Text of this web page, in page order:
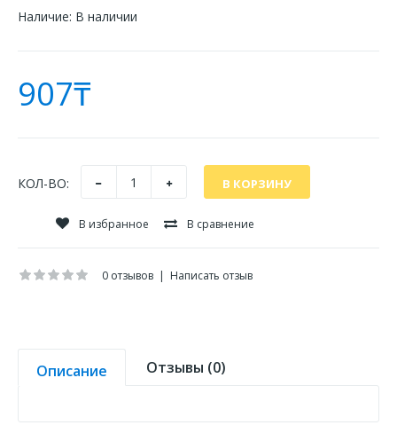
Наличие: В наличии
907₸
КОЛ-ВО:
В избранное В сравнение
0 отзывов | Написать отзыв
Описание Отзывы (0)